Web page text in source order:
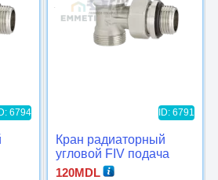
6794 ID: 6791
Кран радиаторный
угловой FIV подача
120MDL